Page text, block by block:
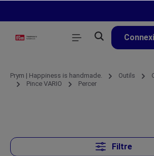
Prym | Happiness is handmade. Outils
Pince VARIO
Percer
Filtre